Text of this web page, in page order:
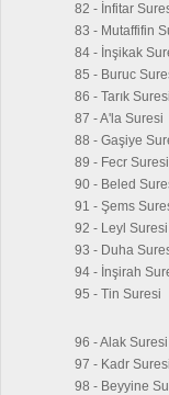
82 - İnfitar
83 - Mutaffifin
84 - İnşikak
85 - Buruc
86 - Tarık Suresi
87 - A'la Suresi
88 - Gaşiye
89 - Fecr Suresi
90 - Beled
91 - Şems
92 - Leyl Suresi
93 - Duha
94 - İnşirah
95 - Tin Suresi
96 - Alak Suresi
97 - Kadr Suresi
98 - Beyyine